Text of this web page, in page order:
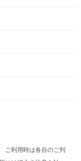
ご利用時は各自のご判